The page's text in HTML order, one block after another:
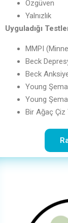
Özgüven
Yalnızlık
Uyguladığı
MMPI
Beck
Beck
Young
Young
Bir Ağaç Çiz